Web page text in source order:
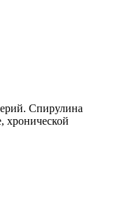
Спирулина
хронической